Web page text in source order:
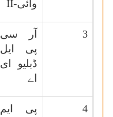
وائی-II
3
آر سی
پی ایل
ڈبلیو ای
اے
4
پی ایم